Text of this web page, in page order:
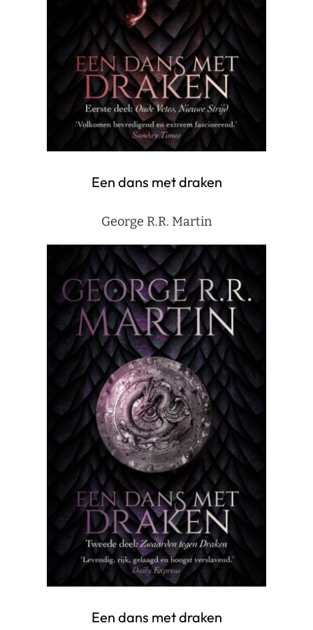
Een dans met draken
George R.R. Martin
Een dans met draken